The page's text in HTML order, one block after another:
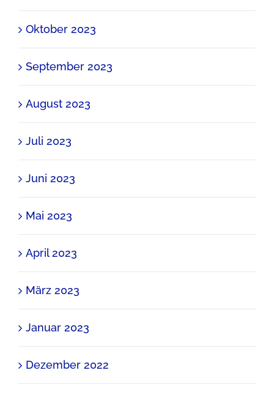
Oktober 2023
September 2023
August 2023
Juli 2023
Juni 2023
Mai 2023
April 2023
März 2023
Januar 2023
Dezember 2022